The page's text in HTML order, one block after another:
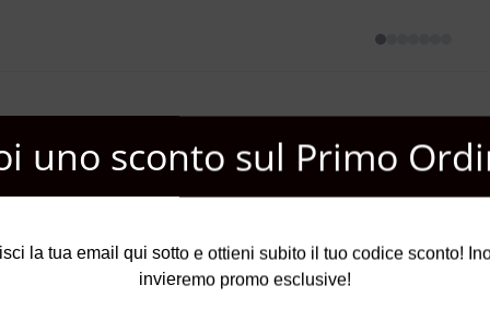
premium, tangerino
fumo
uno sconto sul Primo
la tua email qui sotto e ottieni subito il tuo codice sconto!
invieremo promo esclusive!